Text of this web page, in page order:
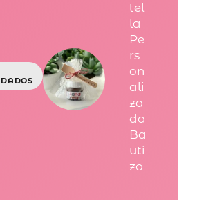
tel
la
Pe
rs
on
ali
za
da
Ba
uti
zo